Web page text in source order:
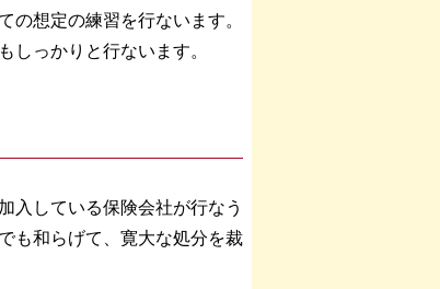
の想定の練習を行ないます。
しっかりと行ないます。
入している保険会社が行なう
も和らげて、寛大な処分を裁